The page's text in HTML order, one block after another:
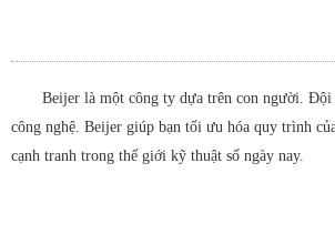
Beijer là một công ty dựa trên con người. Đội
công nghệ. Beijer giúp bạn tối ưu hóa quy trình
cạnh tranh trong thế giới kỹ thuật số ngày nay.